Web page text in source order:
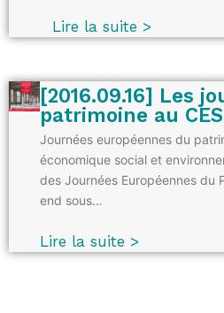
Lire la suite >
[2016.09.16] Les
patrimoine au
Journées européennes du
économique social et
des Journées Européennes du
end sous…
Lire la suite >